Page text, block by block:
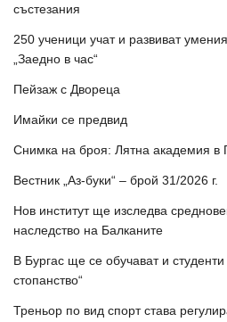
състезания
250 ученици учат и развиват
„Заедно в час“
Пейзаж с Двореца
Имайки се предвид
Снимка на броя: Лятна академия в
Вестник „Аз-буки“ – брой 31/2026 г.
Нов институт ще изследва
наследство на Балканите
В Бургас ще се обучават и
стопанство“
Треньор по вид спорт става